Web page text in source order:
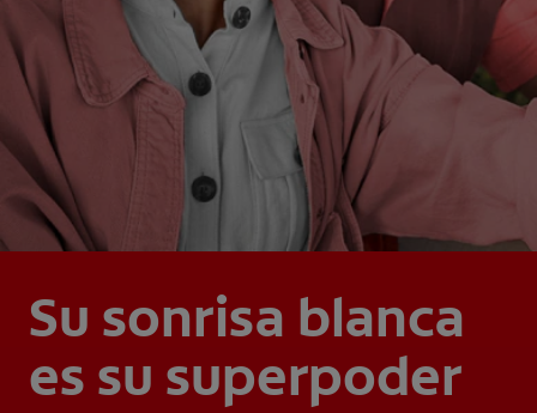
Su sonrisa blanca
es su superpoder